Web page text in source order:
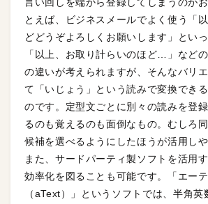
とえば、ビジネスメールでよく使う「
どどうぞよろしくお願いします」とい
「以上、お取り計らいのほど…」など
の違いが考えられますが、そんなバリ
て「いじょう」という読みで変換でき
のです。定型文ごとに別々の読みを登
るのも覚えるのも面倒なもの。むしろ
候補を選べるようにしたほうが活用しや
また、サードパーティ製ソフトを活用
効率化を図ることも可能です。「エー
（aText）」というソフトでは、半角